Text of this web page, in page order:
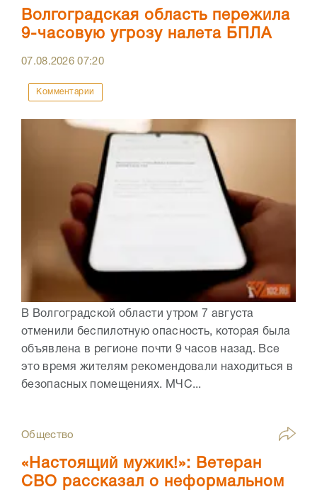
Волгоградская область пережила
9-часовую угрозу налета БПЛА
07.08.202607:20
Комментарии
В Волгоградской области утром 7 августа
отменили беспилотную опасность, которая была
объявлена в регионе почти 9 часов назад. Все
это время жителям рекомендовали находиться в
безопасных помещениях. МЧС...
Общество
«Настоящий мужик!»: Ветеран
СВО рассказал о неформальном